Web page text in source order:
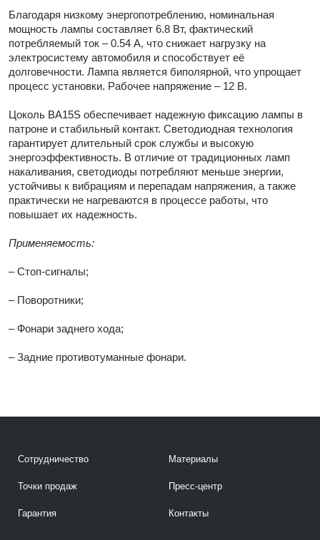
Благодаря низкому энергопотреблению, номинальная
мощность лампы составляет 6.8 Вт, фактический
потребляемый ток – 0.54 А, что снижает нагрузку на
электросистему автомобиля и способствует её
долговечности. Лампа является биполярной, что упрощает
процесс установки. Рабочее напряжение – 12 В.
Цоколь BA15S обеспечивает надежную фиксацию лампы в
патроне и стабильный контакт. Светодиодная технология
гарантирует длительный срок службы и высокую
энергоэффективность. В отличие от традиционных ламп
накаливания, светодиоды потребляют меньше энергии,
устойчивы к вибрациям и перепадам напряжения, а также
практически не нагреваются в процессе работы, что
повышает их надежность.
Применяемость:
– Стоп-сигналы;
– Поворотники;
– Фонари заднего хода;
– Задние противотуманные фонари.
Сотрудничество
Точки продаж
Гарантия
Материалы
Пресс-центр
Контакты